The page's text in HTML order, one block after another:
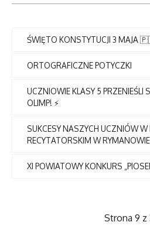
ŚWIĘTO KONSTYTUCJI 3 MAJA
ORTOGRAFICZNE POTYCZKI
UCZNIOWIE KLASY 5 PRZENIEŚLI
OLIMP! ⚡
SUKCESY NASZYCH UCZNIÓW W
RECYTATORSKIM W
XI POWIATOWY KONKURS
Strona 9 z